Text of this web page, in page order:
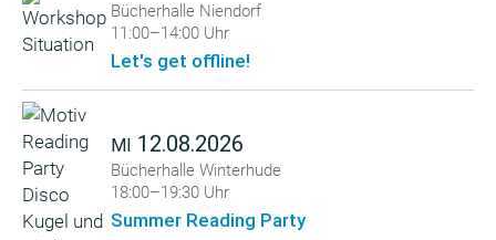
Bücherhalle Niendorf
11:00–14:00 Uhr
Let's get offline!
MI 12.08.2026
Bücherhalle Winterhude
18:00–19:30 Uhr
Summer Reading Party